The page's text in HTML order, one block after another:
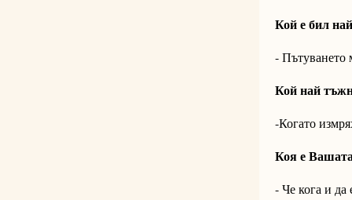
Кой е бил
- Пътуването
Кой най
-Когато
Коя е
- Че кога и